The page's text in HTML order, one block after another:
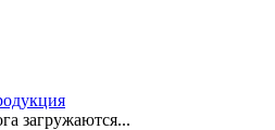
загружаются...